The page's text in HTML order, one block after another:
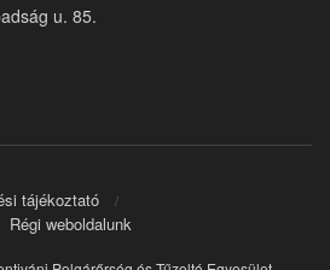
u. 85.
tájékoztató
Régi weboldalunk